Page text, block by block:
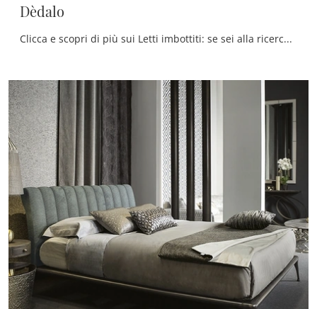
Dèdalo
Clicca e scopri di più sui Letti imbottiti: se sei alla ricerca di modelli matrimoniali moderni, il modello Dèdalo Silvano Grifoni fa per te.